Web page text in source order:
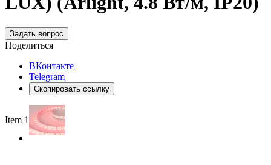
Задать вопрос
Поделиться
ВКонтакте
Telegram
Скопировать ссылку
Item 1 of 2